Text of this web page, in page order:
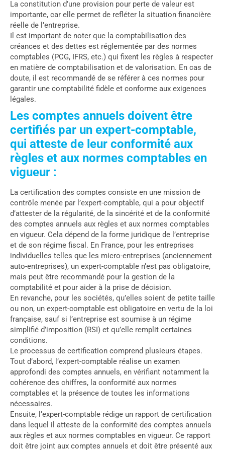
La constitution d’une provision pour perte de valeur est
importante, car elle permet de refléter la situation financière
réelle de l’entreprise.
Il est important de noter que la comptabilisation des
créances et des dettes est réglementée par des normes
comptables (PCG, IFRS, etc.) qui fixent les règles à respecter
en matière de comptabilisation et de valorisation. En cas de
doute, il est recommandé de se référer à ces normes pour
garantir une comptabilité fidèle et conforme aux exigences
légales.
Les comptes annuels doivent être
certifiés par un expert-comptable,
qui atteste de leur conformité aux
règles et aux normes comptables en
vigueur :
La certification des comptes consiste en une mission de
contrôle menée par l’expert-comptable, qui a pour objectif
d’attester de la régularité, de la sincérité et de la conformité
des comptes annuels aux règles et aux normes comptables
en vigueur. Cela dépend de la forme juridique de l’entreprise
et de son régime fiscal. En France, pour les entreprises
individuelles telles que les micro-entreprises (anciennement
auto-entreprises), un expert-comptable n’est pas obligatoire,
mais peut être recommandé pour la gestion de la
comptabilité et pour aider à la prise de décision.
En revanche, pour les sociétés, qu’elles soient de petite taille
ou non, un expert-comptable est obligatoire en vertu de la loi
française, sauf si l’entreprise est soumise à un régime
simplifié d’imposition (RSI) et qu’elle remplit certaines
conditions.
Le processus de certification comprend plusieurs étapes.
Tout d’abord, l’expert-comptable réalise un examen
approfondi des comptes annuels, en vérifiant notamment la
cohérence des chiffres, la conformité aux normes
comptables et la présence de toutes les informations
nécessaires.
Ensuite, l’expert-comptable rédige un rapport de certification
dans lequel il atteste de la conformité des comptes annuels
aux règles et aux normes comptables en vigueur. Ce rapport
doit être joint aux comptes annuels et doit être présenté aux